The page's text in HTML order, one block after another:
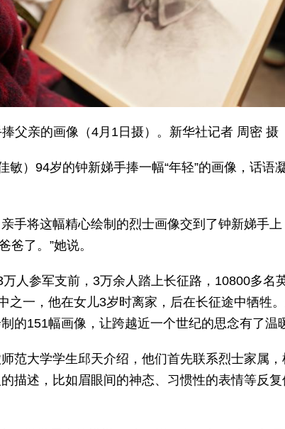
父亲的画像（4月1日摄）。新华社记者 周密 摄
敏）94岁的钟新娣手捧一幅“年轻”的画像，话语
手将这幅精心绘制的烈士画像交到了钟新娣手
爸了。”她说。
人参军支前，3万余人踏上长征路，10800多名
之一，他在女儿3岁时离家，后在长征途中牺牲
的151幅画像，让跨越近一个世纪的思念有了温
范大学学生邱天介绍，他们首先联系烈士家属
描述，比如眉眼间的神态、习惯性的表情等反